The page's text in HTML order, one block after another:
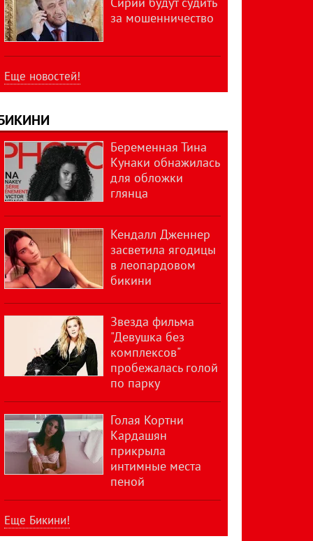
за мошенничество
Еще новостей!
Беременная Тина
Кунаки обнажилась
для обложки
глянца
Кендалл Дженнер
засветила ягодицы
в леопардовом
бикини
Звезда фильма
"Девушка без
комплексов"
пробежалась голой
по парку
Голая Кортни
Кардашян
прикрыла
интимные места
пеной
Еще Бикини!